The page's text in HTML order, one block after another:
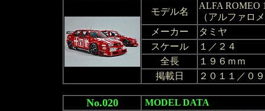
モデル名
ALFA ROMEO
（アルファロ
メーカー
タミヤ
スケール
１／２４
全長
１９６ｍｍ
掲載日
２０１１／０
No.020
MODEL DATA